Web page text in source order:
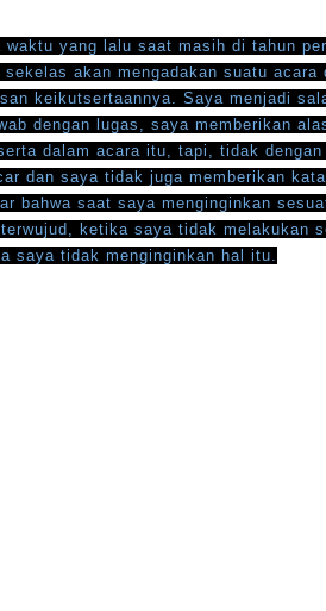
waktu yang lalu saat masih di tahun
akan mengadakan suatu acara
keikutsertaannya. Saya menjadi
dengan lugas, saya memberikan
dalam acara itu, tapi, tidak
dan saya tidak juga memberikan
bahwa saat saya menginginkan
ketika saya tidak melakukan
saya tidak menginginkan hal itu.